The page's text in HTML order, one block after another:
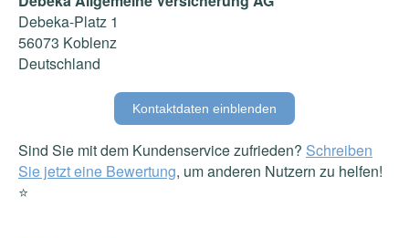
Debeka-Platz 1
56073 Koblenz
Deutschland
Kontaktdaten einblenden
Sind Sie mit dem Kundenservice zufrieden? Schreiben
Sie jetzt eine Bewertung, um anderen Nutzern zu helfen!
⭐️